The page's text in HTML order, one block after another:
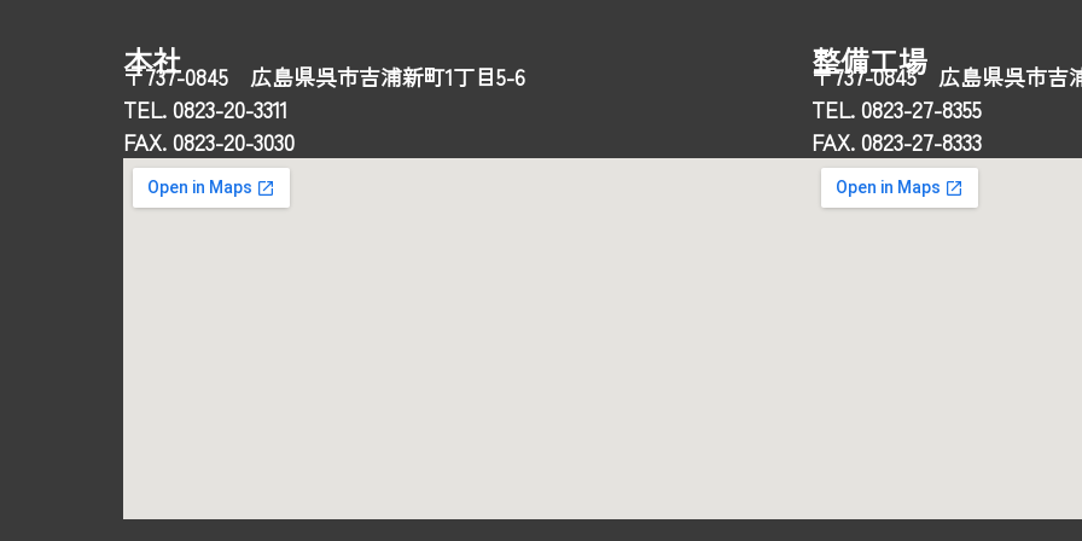
本社
〒737-0845 広島県呉市吉浦新町1丁目5-6
TEL. 0823-20-3311
FAX. 0823-20-3030
整備工場
〒737-0845 広島県呉市吉
TEL. 0823-27-8355
FAX. 0823-27-8333